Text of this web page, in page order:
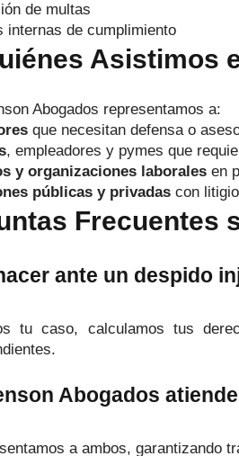
de multas
internas de cumplimiento
Asistimos
Abogados representamos a:
que necesitan defensa o
, empleadores y pymes que
y organizaciones laborales en
públicas y privadas con
Frecuentes
ante un despido
tu caso, calculamos tus
Abogados
a ambos, garantizando